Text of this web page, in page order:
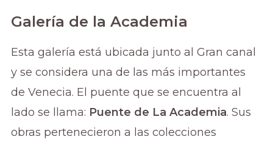
Galería de la Academia
Esta galería está ubicada junto al Gran canal
y se considera una de las más importantes
de Venecia. El puente que se encuentra al
lado se llama: Puente de La Academia. Sus
obras pertenecieron a las colecciones